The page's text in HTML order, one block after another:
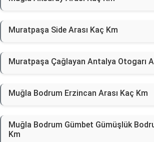
Muratpaşa Side Arası Kaç Km
Muratpaşa Çağlayan Antalya Otogarı
Muğla Bodrum Erzincan Arası Kaç Km
Muğla Bodrum Gümbet Gümüşlük
Km